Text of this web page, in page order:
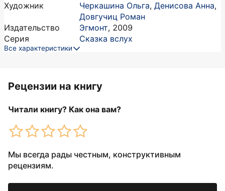
Художник
Черкашина Ольга, Денисова Анна,
Довгучиц Роман
Издательство
Эгмонт, 2009
Серия
Сказка вслух
Все характеристики
Рецензии на книгу
Читали книгу? Как она вам?
Мы всегда рады честным, конструктивным
рецензиям.